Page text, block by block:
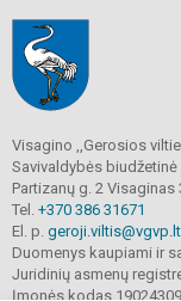
Visagino ,,Gerosios
Savivaldybės biudžetinė
Partizanų g. 2 Visaginas
Tel. +370 386 31671
El. p. geroji.viltis@vgvp.lt
Duomenys kaupiami ir
Juridinių asmenų
Įmonės kodas